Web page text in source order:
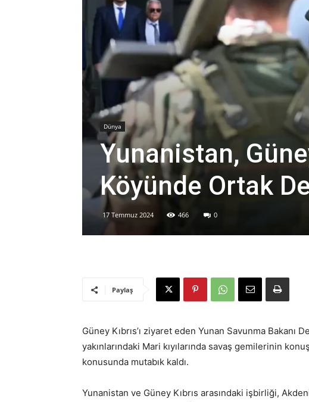
Dünya
Yunanistan,
Köyünde Ortak
17 Temmuz 2024 466 0
Paylaş
Güney Kıbrıs’ı ziyaret eden Yunan Savunma Bakanı
yakınlarındaki Mari kıyılarında savaş gemilerinin
konusunda mutabık kaldı.
Yunanistan ve Güney Kıbrıs arasındaki işbirliği,